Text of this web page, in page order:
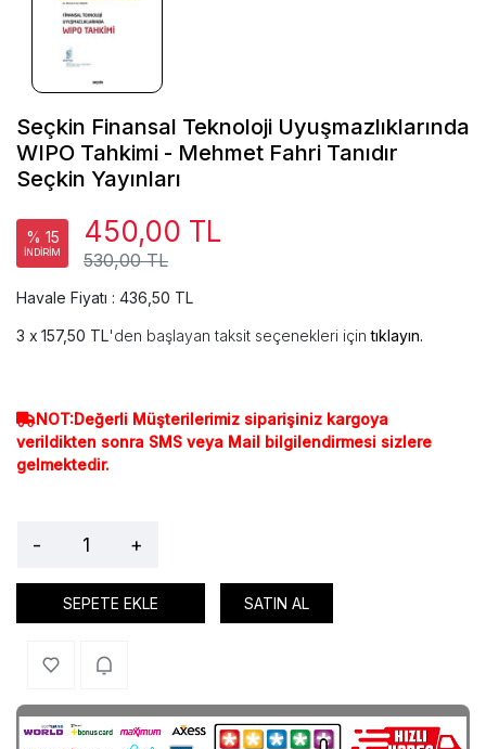
Seçkin Finansal Teknoloji Uyuşmazlıklarında
WIPO Tahkimi - Mehmet Fahri Tanıdır
Seçkin Yayınları
% 15
İNDİRİM 530,00 TL
450,00 TL
Havale Fiyatı : 436,50 TL
157,50 TL'den başlayan taksit seçenekleri içintıklayın.
NOT:Değerli Müşterilerimiz siparişiniz kargoya
verildikten sonra SMS veya Mail bilgilendirmesi sizlere
gelmektedir.
- +
SEPETE EKLE SATIN AL